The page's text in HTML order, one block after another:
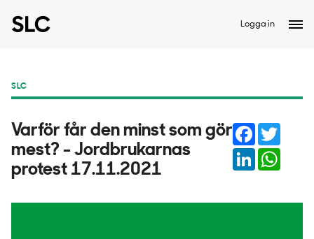
Logga in
SLC
Varför får den minst som gör
mest? - Jordbrukarnas
protest 17.11.2021
Facebook
LinkedIn